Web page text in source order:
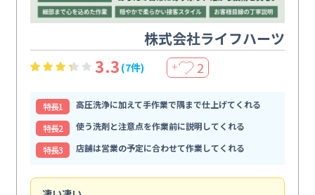
株式会社ライフハーツ
3.3 (7件) ＋ 2
特⻑1
高圧洗浄に加えて手作業で隅まで仕上げてくれる
特⻑2
使う洗剤と注意点を作業前に説明してくれる
特⻑3
店舗は営業の予定に合わせて作業してくれる